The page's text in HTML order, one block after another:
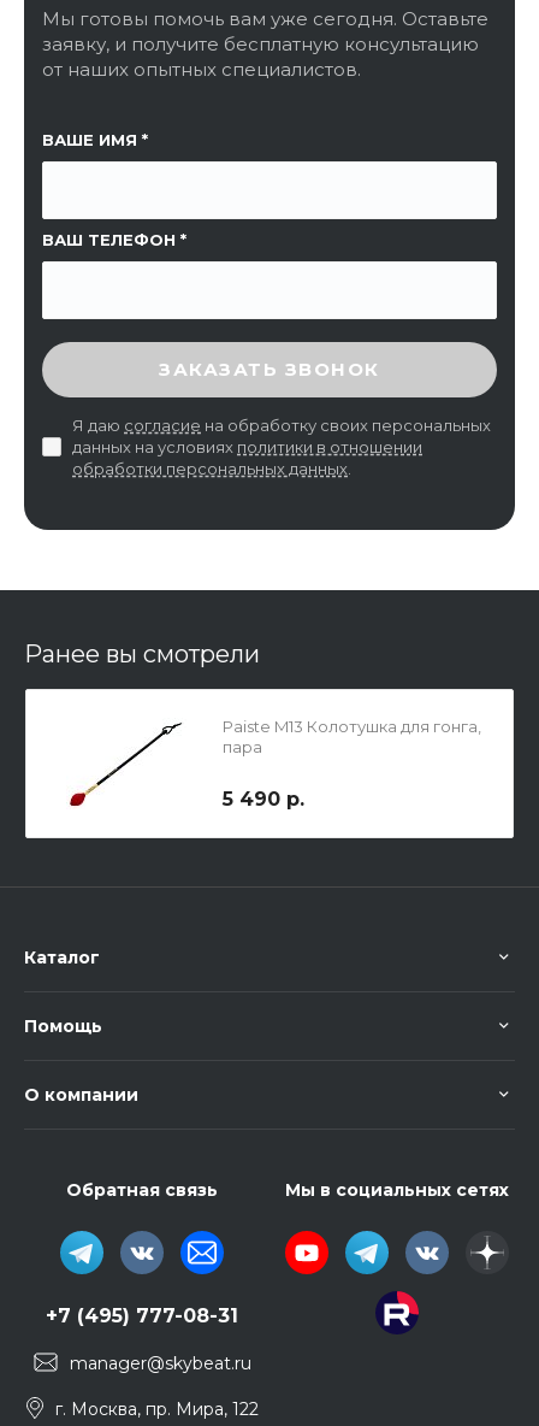
Мы готовы помочь вам уже сегодня. Оставьте
заявку, и получите бесплатную консультацию
от наших опытных специалистов.
ВАШЕ ИМЯ
ВАШ ТЕЛЕФОН
ССЫЛКА НА СТРАНИЦУ
ВВЕДИТЕ ПРОВЕРОЧНЫЙ КОД
ЗАКАЗАТЬ ЗВОНОК
Я даю согласие на обработку своих персональных
данных на условиях политики в отношении
обработки персональных данных
Ранее вы смотрели
Paiste M13 Колотушка для гонга,
пара
5 490 р.
Каталог
Помощь
О компании
Обратная связь
+7 (495) 777-08-31
manager@skybeat.ru
г. Москва, пр. Мира, 122
Мы в социальных сетях